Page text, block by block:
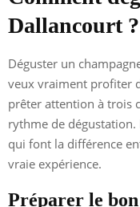
Dallancourt ?
Déguster un
veux vraiment profiter
prêter attention à trois
rythme de dégustation.
qui font la différence
vraie expérience.
Préparer le